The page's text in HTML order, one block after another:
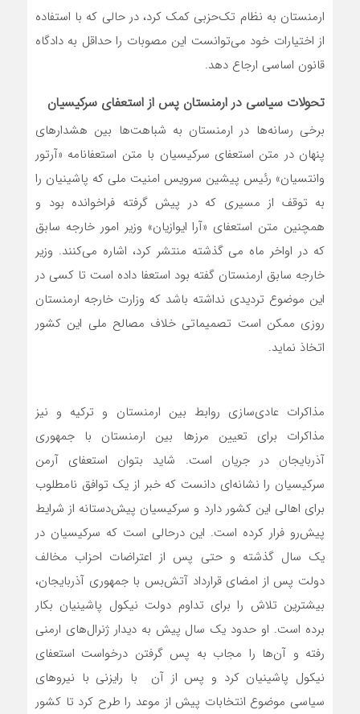
ارمنستان به نظام تک‌حزبی کمک کرد، در حالی که با استفاده
از اختیارات خود می‌توانست این مصوبات را حداقل به دادگاه
قانون اساسی ارجاع دهد.
تحولات سیاسی در ارمنستان پس از استعفای سرکیسیان
برخی رسانه‌ها در ارمنستان به شباهت‌ها بین هشدارهای
پنهان در متن استعفای سرکیسیان با متن استعفانامه «آرتور
وانتسیان» رئیس پیشین سرویس امنیت ملی که پاشینیان را
به توقف از مسیری که در پیش گرفته فراخوانده بود و
همچنین متن استعفای «آرا ایوازیان» وزیر امور خارجه سابق
که در اواخر ماه می گذشته منتشر کرد، اشاره می‌کنند. وزیر
خارجه سابق ارمنستان گفته بود استعفا داده است تا کسی در
این موضوع تردیدی نداشته باشد که وزارت خارجه ارمنستان
روزی ممکن است تصمیماتی خلاف مصالح ملی این کشور
اتخاذ نماید.
مذاکرات عادی‌سازی روابط بین ارمنستان و ترکیه و نیز
مذاکرات برای تعیین مرزها بین ارمنستان با جمهوری
آذربایجان در جریان است. شاید بتوان استعفای آرمن
سرکیسیان را نشانه‌ای دانست که خبر از یک توافق نامطلوب
برای اهالی این کشور دارد و سرکیسیان پیش‌دستانه از شرایط
پیش‌رو فرار کرده است. این درحالی است که سرکیسیان در
یک سال گذشته و حتی پس از اعتراضات احزاب مخالف
دولت پس از امضای قرارداد آتش‌بس با جمهوری آذربایجان،
بیشترین تلاش را برای تداوم دولت نیکول پاشینیان بکار
برده است. او حدود یک سال پیش به دیدار ژنرال‌های ارمنی
رفته و آن‌ها را مجاب به پس گرفتن درخواست استعفای
نیکول پاشینیان کرد و پس از آن با رایزنی با نیروهای
سیاسی موضوع انتخابات پیش از موعد را طرح کرد تا کشور